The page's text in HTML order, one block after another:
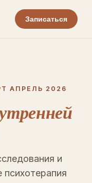
Записаться
АПРЕЛЬ 2026
и